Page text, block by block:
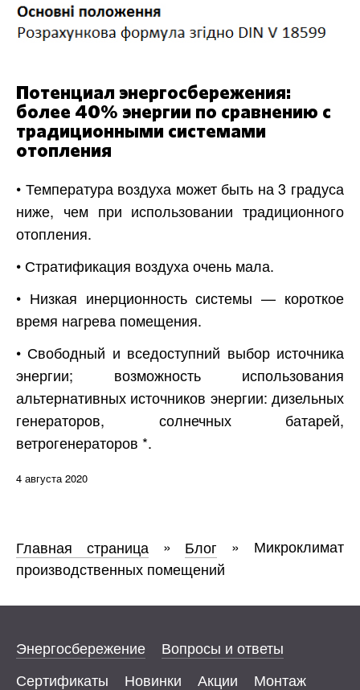
Потенциал энергосбережения:
более 40% энергии по сравнению с
традиционными системами
отопления
• Температура воздуха может быть на 3 градуса
ниже, чем при использовании традиционного
отопления.
• Стратификация воздуха очень мала.
• Низкая инерционность системы — короткое
время нагрева помещения.
• Свободный и вседоступний выбор источника
энергии; возможность использования
альтернативных источников энергии: дизельных
генераторов, солнечных батарей,
ветрогенераторов *.
4 августа 2020
Главная страница» Блог » Микроклимат
производственных помещений
Энергосбережение
Вопросы и ответы
Сертификаты
Новинки Акции Монтаж